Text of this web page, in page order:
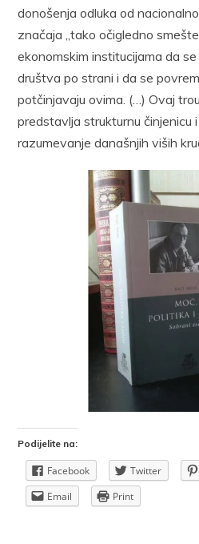
donošenja odluka od
značaja „tako očigledno
ekonomskim institucijama da
društva po strani i da se
potčinjavaju ovima. (…) Ovaj
predstavlja strukturnu činjenicu
razumevanje današnjih viših
Podijelite na:
Facebook Twitter
Email
Print